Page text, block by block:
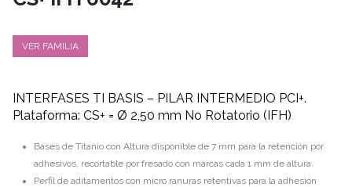
VER FAMILIA
INTERFASES TI BASIS – PILAR INTERMEDIO PCI+.
Plataforma: CS+ = Ø 2,50 mm No Rotatorio (IFH)
Bases de Titanio con Altura disponible de 7 mm para la retención por
adhesivos, recortable por fresado con marcas cada 1 mm de altura.
Perfil de aditamentos con micro ranuras retentivas para la adhesión